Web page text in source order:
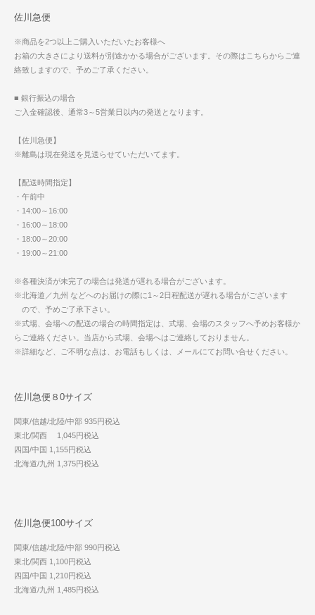
佐川急便
※商品を2つ以上ご購入いただいたお客様へ
お箱の大きさにより送料が別途かかる場合がございます。その際はこちらからご連
絡致しますので、予めご了承ください。
■ 銀行振込の場合
ご入金確認後、通常3～5営業日以内の発送となります。
【佐川急便】
※離島は現在発送を見送らせていただいてます。
【配送時間指定】
・午前中
・14:00～16:00
・16:00～18:00
・18:00～20:00
・19:00～21:00
※各種決済が未完了の場合は発送が遅れる場合がございます。
※北海道／九州 などへのお届けの際に1～2日程配送が遅れる場合がございます
ので、予めご了承下さい。
※式場、会場への配送の場合の時間指定は、式場、会場のスタッフへ予めお客様か
らご連絡ください。当店から式場、会場へはご連絡しておりません。
※詳細など、ご不明な点は、お電話もしくは、メールにてお問い合せください。
佐川急便８0サイズ
関東/信越/北陸/中部 935円税込
東北/関西 1,045円税込
四国/中国 1,155円税込
北海道/九州 1,375円税込
佐川急便100サイズ
関東/信越/北陸/中部 990円税込
東北/関西 1,100円税込
四国/中国 1,210円税込
北海道/九州 1,485円税込